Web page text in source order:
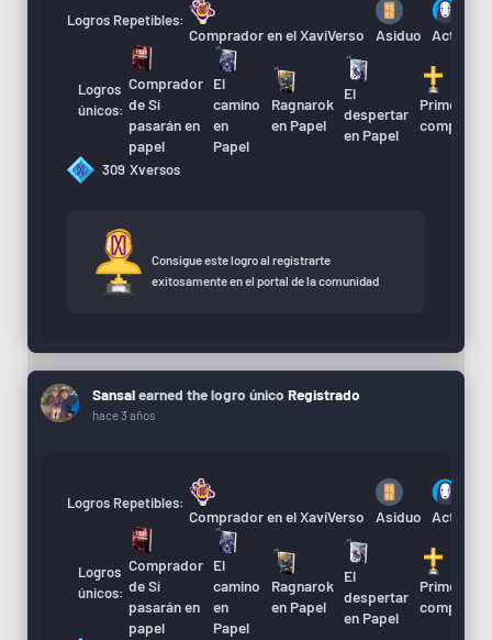
309 Xversos
Logros Repetibles:
Comprador en el XaviVerso Asiduo
Logros
únicos:
Comprador
de Sí
pasarán en
papel
El
camino
en
Papel
Ragnarok
en Papel
El
despertar
en Papel
Primera
compra
Consigue este logro al registrarte
exitosamente en el portal de la comunidad
Sansalearned the logro únicoRegistrado
hace 3 años
Logros Repetibles:
Comprador en el XaviVerso Asiduo
Logros
únicos:
Comprador
de Sí
pasarán en
papel
El
camino
en
Papel
Ragnarok
en Papel
El
despertar
en Papel
Primera
compra